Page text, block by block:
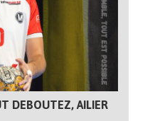
DEBOUTEZ, AILIER